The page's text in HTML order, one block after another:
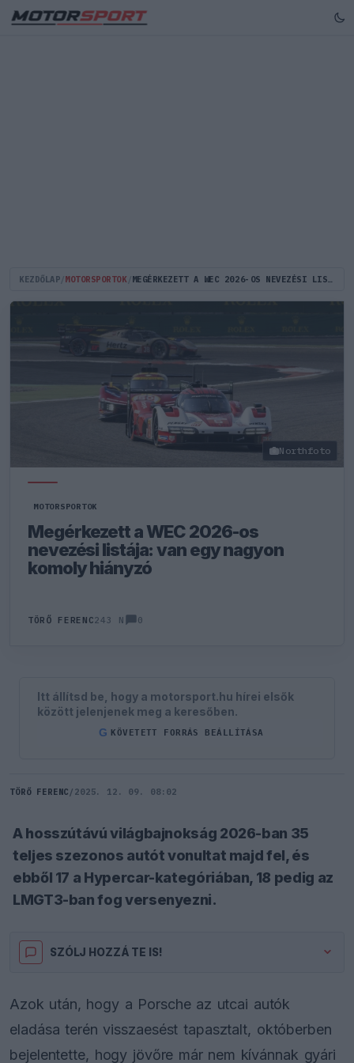
KEZDŐLAP MOTORSPORTOK MEGÉRKEZETT A WEC 2026-OS NEVEZÉSI LISTÁJA: VAN EGY NAGYON KOMOLY HIÁNYZÓ
Northfoto
MOTORSPORTOK
Megérkezett a WEC 2026-os
nevezési listája: van egy nagyon
komoly hiányzó
TÖRŐ FERENC243 N 0
Itt állítsd be, hogy a motorsport.hu hírei elsők
között jelenjenek meg a keresőben.
G KÖVETETT FORRÁS BEÁLLÍTÁSA
TÖRŐ FERENC / 2025. 12. 09. 08:02
A hosszútávú világbajnokság 2026-ban 35
teljes szezonos autót vonultat majd fel, és
ebből 17 a Hypercar-kategóriában, 18 pedig az
LMGT3-ban fog versenyezni.
SZÓLJ HOZZÁ TE IS!
Azok után, hogy a Porsche az utcai autók
eladása terén visszaesést tapasztalt, októberben
bejelentette, hogy jövőre már nem kívánnak gyári